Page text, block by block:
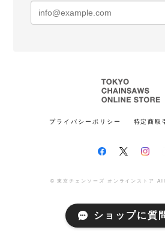
プライバシーポリシー 特定商取
© 東京チェンソーズ オンラインストア
ショップに質